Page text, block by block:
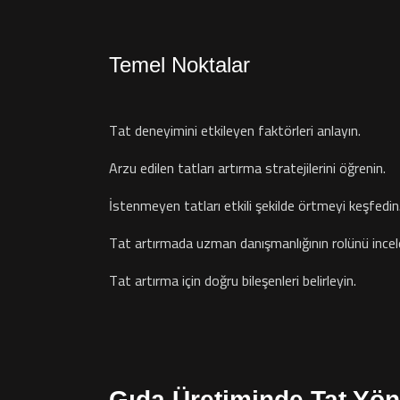
Temel Noktalar
Tat deneyimini etkileyen faktörleri anlayın.
Arzu edilen tatları artırma stratejilerini öğrenin.
İstenmeyen tatları etkili şekilde örtmeyi keşfedin.
Tat artırmada uzman danışmanlığının rolünü
Tat artırma için doğru bileşenleri belirleyin.